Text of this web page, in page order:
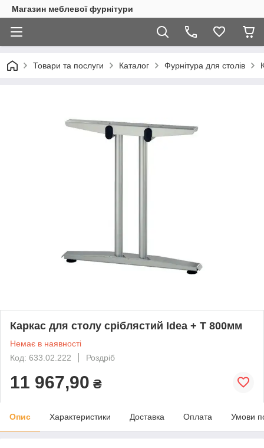
Магазин меблевої фурнітури
Товари та послуги Каталог Фурнітура для столів
Каркас для столу сріблястий Idea + T 800мм
Немає в наявності
Код: 633.02.222
Роздріб
11 967,90 ₴
Опис Характеристики Доставка Оплата Умови